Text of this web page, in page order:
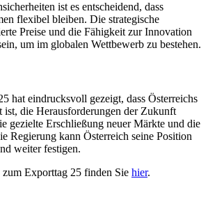
ist es entscheidend, dass
flexibel bleiben. Die strategische
Preise und die Fähigkeit zur Innovation
um im globalen Wettbewerb zu bestehen.
hat eindrucksvoll gezeigt, dass Österreichs
die Herausforderungen der Zukunft
gezielte Erschließung neuer Märkte und die
Regierung kann Österreich seine Position
weiter festigen.
Exporttag 25 finden Sie hier.